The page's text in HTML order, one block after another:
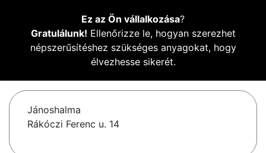
Ez az Ön vállalkozása?
Gratulálunk! Ellenőrizze le, hogyan szerezhet
népszerűsítéshez szükséges anyagokat, hogy
élvezhesse sikerét.
Jánoshalma
Rákóczi Ferenc u. 14